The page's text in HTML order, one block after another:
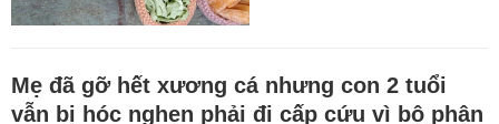
Mẹ đã gỡ hết xương cá nhưng con 2 tuổi
vẫn bị hóc nghẹn phải đi cấp cứu vì bộ phận